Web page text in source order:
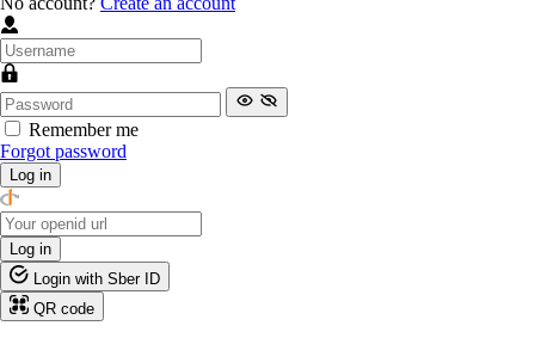
Remember me
Forgot password
Log in
Log in
Login with Sber ID
QR code